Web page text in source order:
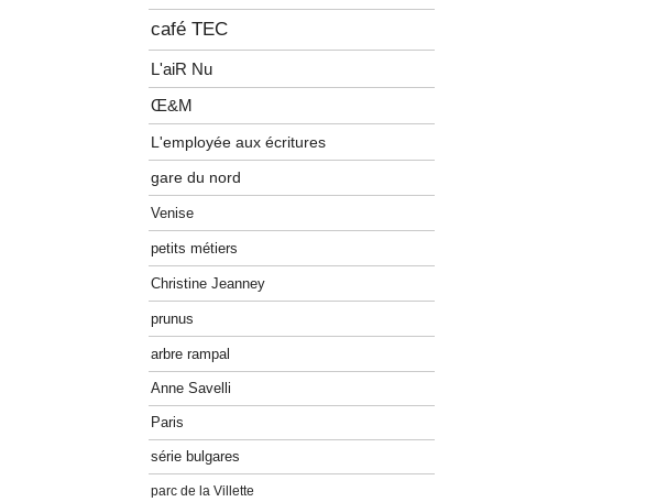
café TEC
L'aiR Nu
Œ&M
L'employée aux écritures
gare du nord
Venise
petits métiers
Christine Jeanney
prunus
arbre rampal
Anne Savelli
Paris
série bulgares
parc de la Villette